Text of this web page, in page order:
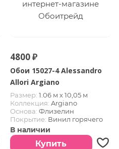
4800 ₽
Обои 15027-4 Alessandro
Allori Argiano
Размер: 1.06 м х 10,05 м
Коллекция: Argiano
Основа: Флизелин
Покрытие: Винил горячего
тиснения
Страна:Италия
В наличии
Купить